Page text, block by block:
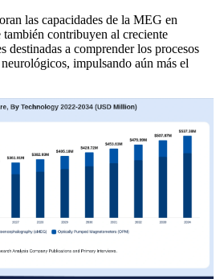
las capacidades de la MEG en
contribuyen al creciente
destinadas a comprender los procesos
impulsando aún más el